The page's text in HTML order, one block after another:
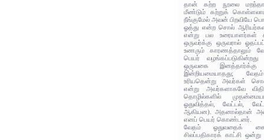
தான் கற்ற நூலை
மீண்டும் கற்றுக்
நீங்குமேல் அவன் பிறவியே
ஓத்து என்ற சொல்
என்று பல உரையாளர்கள்
ஒருவர்க்கு ஒருவரால்
உணரும் காரணத்தாலும்
பெயர்
ஒருவகை
இன்றியமையாதது;
உரியதென்று அவர்கள்
என்று அவர்களாகவே
தொழில்களில்
ஓதுவித்தல், வேட்டல்,
ஆகியன). அதனால்தான்
எனப் பெயர் கொண்டனர்.
வேதம் ஓதுவதைக்
சிலப்பதிகாரக் காட்சி